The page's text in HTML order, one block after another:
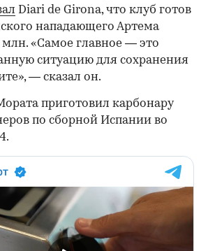
Diari de Girona, что клуб готов
нападающего Артема
«Самое главное — это
ситуацию для сохранения
— сказал он.
приготовил карбонару
по сборной Испании во